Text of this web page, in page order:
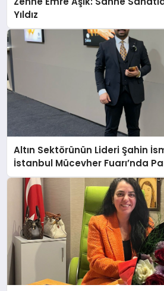
Yıldız
Altın Sektörünün Lideri Şahin
İstanbul Mücevher Fuarı’nda